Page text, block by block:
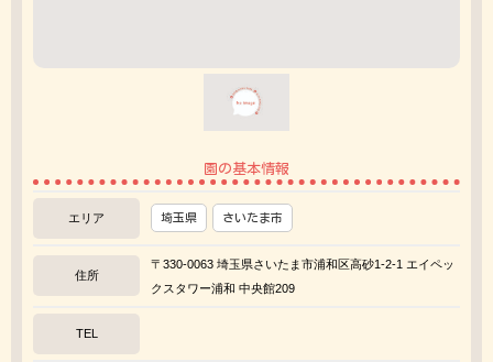
園の基本情報
エリア 埼玉県 さいたま市
住所
〒330-0063 埼玉県さいたま市浦和区高砂1-2-1 エイペッ
クスタワー浦和 中央館209
TEL